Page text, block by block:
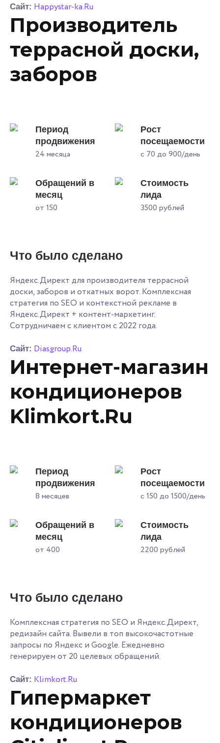
Сайт: Happystar-ka.Ru
Производитель
террасной доски,
заборов
Период
продвижения
24 месяца
Рост
посещаемости
с 70 до 900/день
Обращений в
месяц
от 150
Стоимость
лида
3500 рублей
Что было сделано
Яндекс.Директ для производителя террасной
доски, заборов и откатных ворот. Комплексная
стратегия по SEO и контекстной рекламе в
Яндекс.Директ + контент-маркетинг.
Сотрудничаем с клиентом с 2022 года.
Сайт: Diasgroup.Ru
Интернет-магазин
кондиционеров
Klimkort.Ru
Период
продвижения
8 месяцев
Рост
посещаемости
с 150 до 1500/день
Обращений в
месяц
от 400
Стоимость
лида
2200 рублей
Что было сделано
Комплексная стратегия по SEO и Яндекс.Директ,
редизайн сайта. Вывели в топ высокочастотные
запросы по Яндекс и Google. Ежедневно
генерируем от 20 целевых обращений.
Сайт: Klimkort.Ru
Гипермаркет
кондиционеров